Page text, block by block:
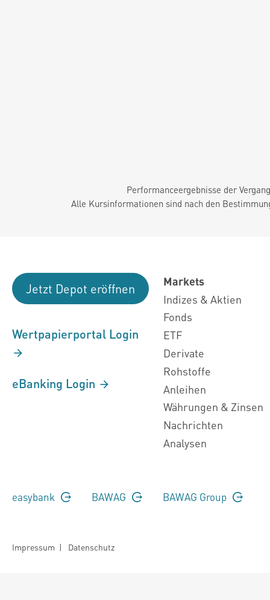
Performanceergebnisse der
Alle Kursinformationen sind nach den
Jetzt Depot eröffnen
Wertpapierportal Login
eBanking Login
Markets
Indizes & Aktien
Fonds
ETF
Derivate
Rohstoffe
Anleihen
Währungen & Zinsen
Nachrichten
Analysen
easybank BAWAG BAWAG Group
Impressum | Datenschutz